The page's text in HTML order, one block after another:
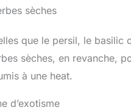
sèches
que le persil, le
sèches, en revanche,
à une heat.
d’exotisme